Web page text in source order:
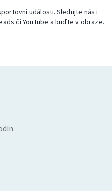
události. Sledujte nás i
či YouTube a buďte v obraze.